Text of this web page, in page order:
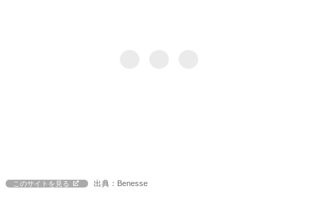
このサイトを見る 出典：Benesse